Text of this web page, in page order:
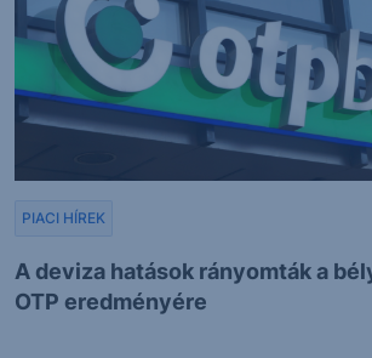
A deviza hatások rányomták a
OTP eredményére
PIACI HÍREK